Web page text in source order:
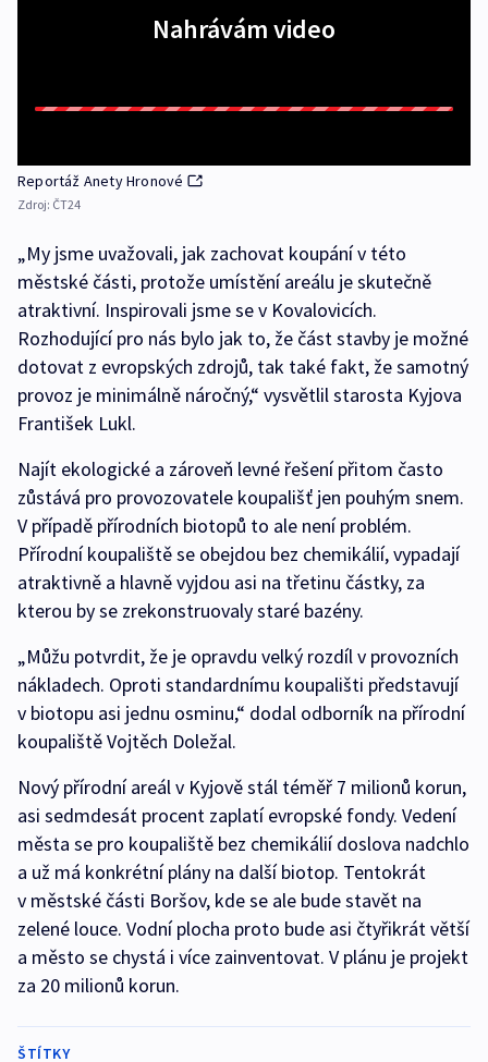
Nahrávám video
Reportáž Anety Hronové
Zdroj: ČT24
„My jsme uvažovali, jak zachovat koupání v této
městské části, protože umístění areálu je skutečně
atraktivní. Inspirovali jsme se v Kovalovicích.
Rozhodující pro nás bylo jak to, že část stavby je možné
dotovat z evropských zdrojů, tak také fakt, že samotný
provoz je minimálně náročný,“ vysvětlil starosta Kyjova
František Lukl.
Najít ekologické a zároveň levné řešení přitom často
zůstává pro provozovatele koupališť jen pouhým snem.
V případě přírodních biotopů to ale není problém.
Přírodní koupaliště se obejdou bez chemikálií, vypadají
atraktivně a hlavně vyjdou asi na třetinu částky, za
kterou by se zrekonstruovaly staré bazény.
„Můžu potvrdit, že je opravdu velký rozdíl v provozních
nákladech. Oproti standardnímu koupališti představují
v biotopu asi jednu osminu,“ dodal odborník na přírodní
koupaliště Vojtěch Doležal.
Nový přírodní areál v Kyjově stál téměř 7 milionů korun,
asi sedmdesát procent zaplatí evropské fondy. Vedení
města se pro koupaliště bez chemikálií doslova nadchlo
a už má konkrétní plány na další biotop. Tentokrát
v městské části Boršov, kde se ale bude stavět na
zelené louce. Vodní plocha proto bude asi čtyřikrát větší
a město se chystá i více zainventovat. V plánu je projekt
za 20 milionů korun.
ŠTÍTKY